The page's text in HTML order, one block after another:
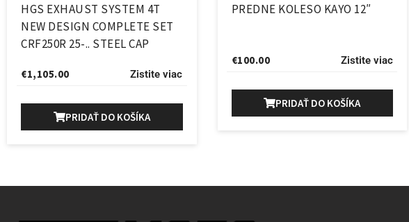
HGS EXHAUST SYSTEM 4T
NEW DESIGN COMPLETE SET
CRF250R 25-.. STEEL CAP
€1,105.00 Zistite viac
PRIDAŤ DO KOŠÍKA
PREDNE KOLESO KAYO 12″
€100.00 Zistite viac
PRIDAŤ DO KOŠÍKA